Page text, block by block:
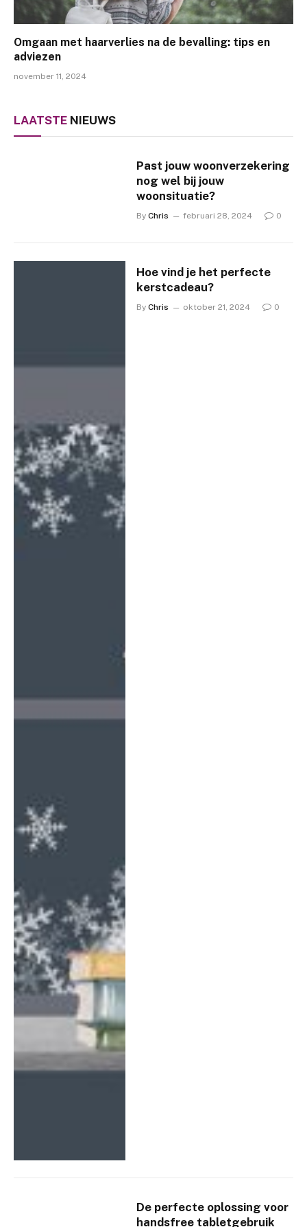
Omgaan met haarverlies na de bevalling: tips en
adviezen
november 11, 2024
LAATSTE NIEUWS
Past jouw woonverzekering
nog wel bij jouw
woonsituatie?
By Chris februari 28, 2024 0
Hoe vind je het perfecte
kerstcadeau?
By Chris oktober 21, 2024 0
De perfecte oplossing voor
handsfree tabletgebruik